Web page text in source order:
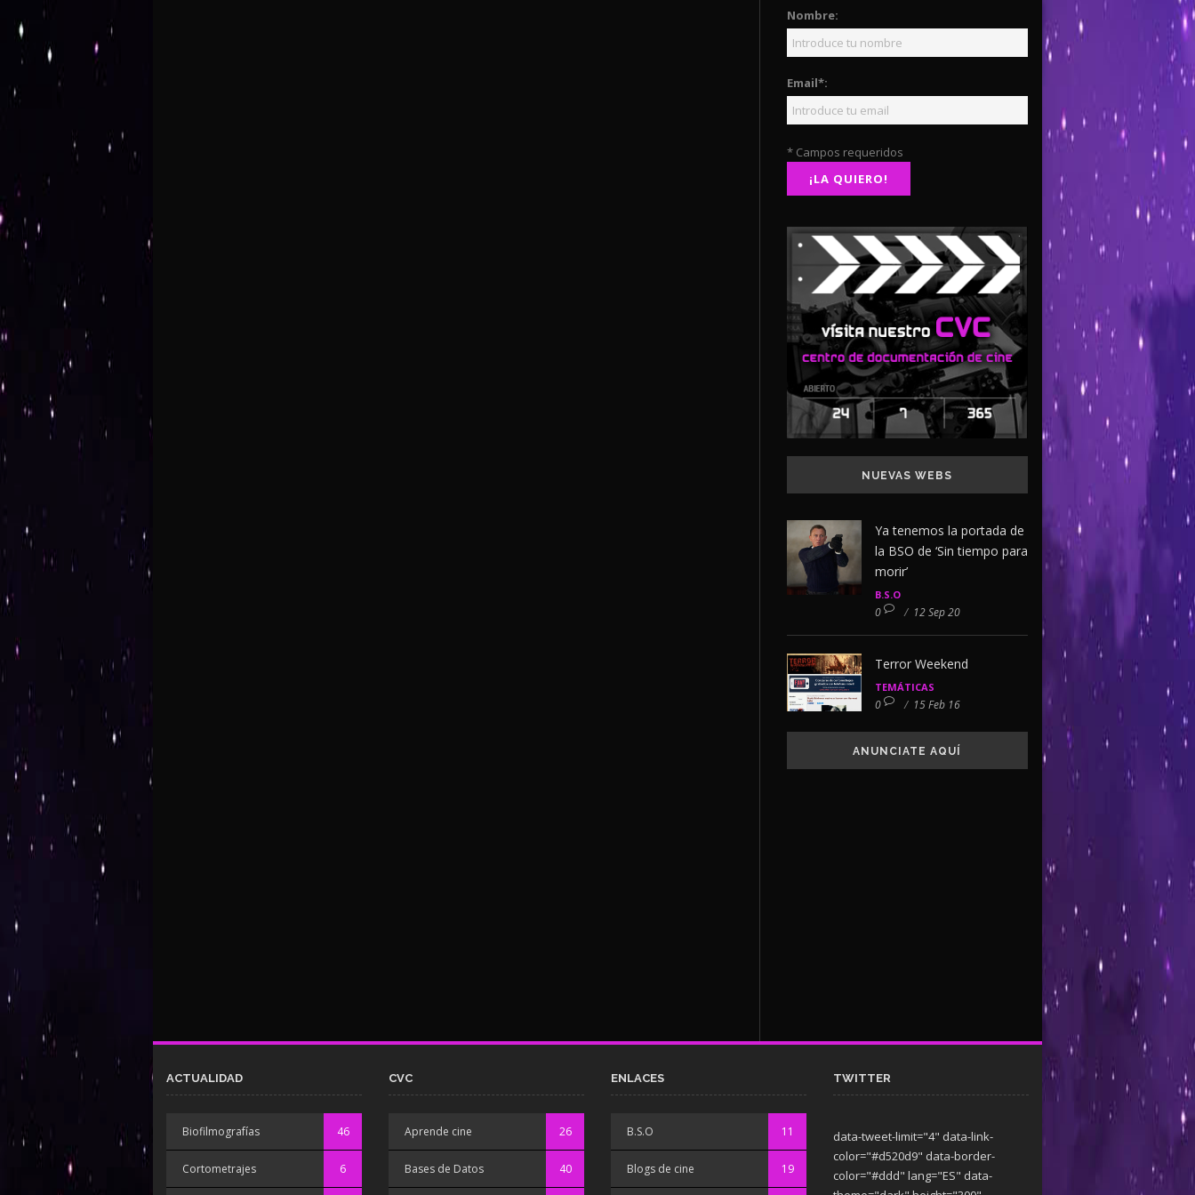
Nombre:
Email*:
* Campos requeridos
NUEVAS WEBS
Ya tenemos la portada de
la BSO de ‘Sin tiempo para
morir’
B.S.O
0 / 12 Sep 20
Terror Weekend
TEMÁTICAS
0 / 15 Feb 16
ANUNCIATE AQUÍ
ACTUALIDAD
Biofilmografías 46
Cortometrajes 6
CVC
Aprende cine 26
Bases de Datos 40
ENLACES
B.S.O 11
Blogs de cine 19
TWITTER
data-tweet-limit="4" data-link-
color="#d520d9" data-border-
color="#ddd" lang="ES" data-